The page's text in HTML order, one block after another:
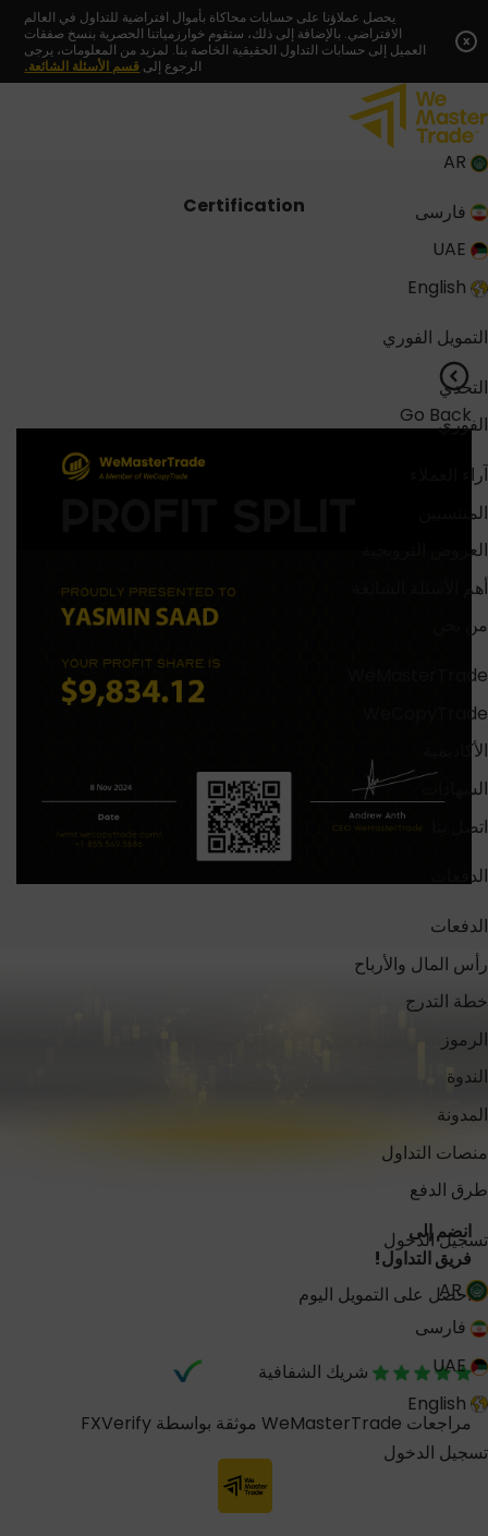
to
يحصل عملاؤنا على حسابات محاكاة بأموال افتراضية للتداول في العالم
الافتراضي. بالإضافة إلى ذلك، ستقوم خوارزمياتنا الحصرية بنسخ صفقات
العميل إلى حسابات التداول الحقيقية الخاصة بنا. لمزيد من المعلومات، يرجى
الرجوع إلى قسم الأسئلة الشائعة.
x
فارسی
التمويل الفوري
التحدي
الفوري
آراء العملاء
المنتسبين
العروض الترويجية
أهم الأسئلة الشائعة
من نحن
WeMasterTrade
WeCopyTrade
الأكاديمية
الشهادات
اتصل بنا
الدفعات
الدفعات
رأس المال والأرباح
خطة التدرج
الرموز
الندوة
المدونة
منصات التداول
طرق الدفع
تسجيل الدخول
AR
فارسی
UAE
تسجيل الدخول
Certification
Go Back
انضم إلى
فريق التداول!
احصل على التمويل اليوم
شريك الشفافية
مراجعات WeMasterTrade موثقة بواسطة FXVerify